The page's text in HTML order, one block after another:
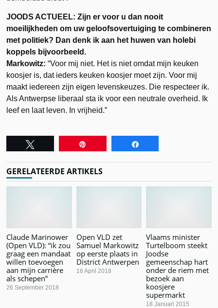
JOODS ACTUEEL: Zijn er voor u dan nooit
moeilijkheden om uw geloofsovertuiging te combineren
met politiek? Dan denk ik aan het huwen van holebi
koppels bijvoorbeeld.
Markowitz: “Voor mij niet. Het is niet omdat mijn keuken
koosjer is, dat ieders keuken koosjer moet zijn. Voor mij
maakt iedereen zijn eigen levenskeuzes. Die respecteer ik.
Als Antwerpse liberaal sta ik voor een neutrale overheid. Ik
leef en laat leven. In vrijheid.”
GERELATEERDE ARTIKELS
Claude Marinower
(Open VLD): “ik zou
graag een mandaat
willen toevoegen
aan mijn carrière
als schepen”
26 September 2018
Open VLD zet
Samuel Markowitz
op eerste plaats in
District Antwerpen
16 April 2018
Vlaams minister
Turtelboom steekt
Joodse
gemeenschap hart
onder de riem met
bezoek aan
koosjere
supermarkt
18 Januari 2015